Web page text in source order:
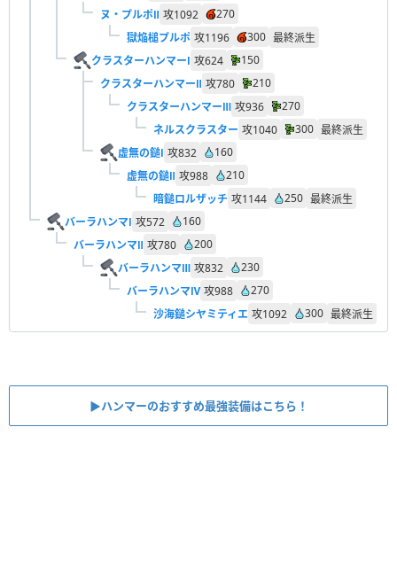
ヌ・プルポⅡ 攻1092
270
獄焔槌プルポ 攻1196 300 最終派生
クラスターハンマーⅠ 攻624
150
クラスターハンマーⅡ 攻780
210
クラスターハンマーⅢ 攻936
270
ネルスクラスター 攻1040 300 最終派生
虚無の鎚Ⅰ 攻832
160
虚無の鎚Ⅱ 攻988
210
暗鎚ロルザッチ 攻1144 250 最終派生
バーラハンマⅠ 攻572
160
バーラハンマⅡ 攻780
200
バーラハンマⅢ 攻832
230
バーラハンマⅣ 攻988
270
沙海鎚シヤミティエ 攻1092 300 最終派生
▶︎ハンマーのおすすめ最強装備はこちら！